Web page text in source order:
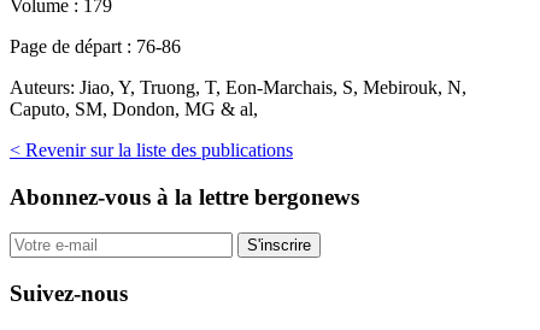
Volume : 179
Page de départ : 76-86
Auteurs: Jiao, Y, Truong, T, Eon-Marchais, S, Mebirouk, N,
Caputo, SM, Dondon, MG & al,
< Revenir sur la liste des publications
Abonnez-vous à la lettre bergonews
S'inscrire
Suivez-nous